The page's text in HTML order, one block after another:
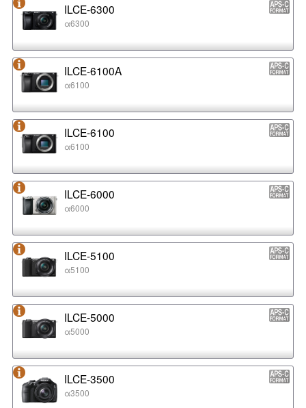
ILCE-6300
α6300
ILCE-6100A
α6100
ILCE-6100
α6100
ILCE-6000
α6000
ILCE-5100
α5100
ILCE-5000
α5000
ILCE-3500
α3500